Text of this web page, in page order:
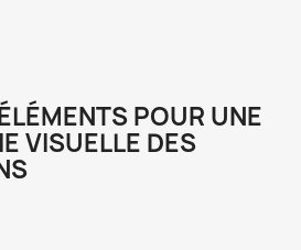
POUR UNE
VISUELLE DES